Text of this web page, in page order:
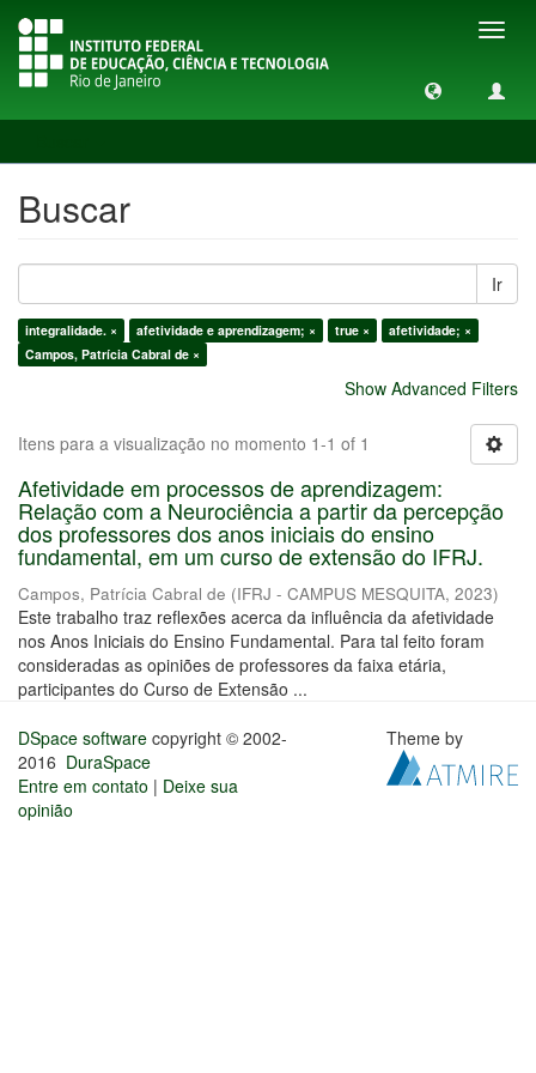
Buscar
Ir
integralidade. × afetividade e aprendizagem; × true ×
afetividade; ×
Campos, Patrícia Cabral de ×
Show Advanced Filters
Itens para a visualização no momento 1-1 of 1
Afetividade em processos de aprendizagem:
Relação com a Neurociência a partir da percepção
dos professores dos anos iniciais do ensino
fundamental, em um curso de extensão do IFRJ.
Campos, Patrícia Cabral de (IFRJ - CAMPUS MESQUITA, 2023)
Este trabalho traz reflexões acerca da influência da afetividade
nos Anos Iniciais do Ensino Fundamental. Para tal feito foram
consideradas as opiniões de professores da faixa etária,
participantes do Curso de Extensão ...
DSpace software copyright © 2002-
2016 DuraSpace
Entre em contato | Deixe sua
opinião
Theme by